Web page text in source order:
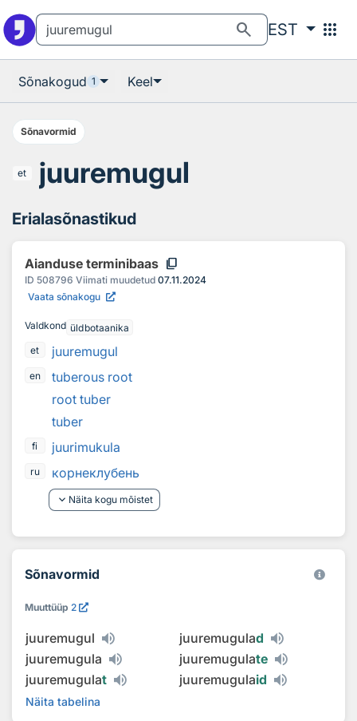
search EST apps
Sõnakogud 1 Keel
Sõnavormid
et juuremugul
Erialasõnastikud
Aianduse terminibaas content_copy
ID 508796 Viimati muudetud 07.11.2024
Vaata sõnakogu
Valdkond üldbotaanika
et
juuremugul
en
tuberous root
root tuber
tuber
fi juurimukula
ru
корнеклубень
keyboard_arrow_down Näita kogu mõistet
Sõnavormid
Muuttüüp 2
juuremugul juuremugulad
juuremugula
juuremugulate
juuremugulat juuremugulaid
Näita tabelina